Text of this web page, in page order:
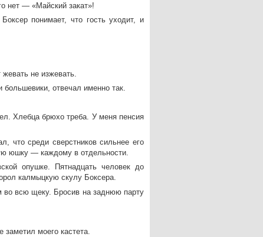
нет — «Майский закат»!
понимает, что гость уходит, и
не изжевать.
большевики, отвечал именно так.
Хлебца брюхо треба. У меня пенсия
что среди сверстников сильнее его
юшку — каждому в отдельности.
опушке. Пятнадцать человек до
калмыцкую скулу Боксера.
во всю щеку. Бросив на заднюю парту
моего кастета.